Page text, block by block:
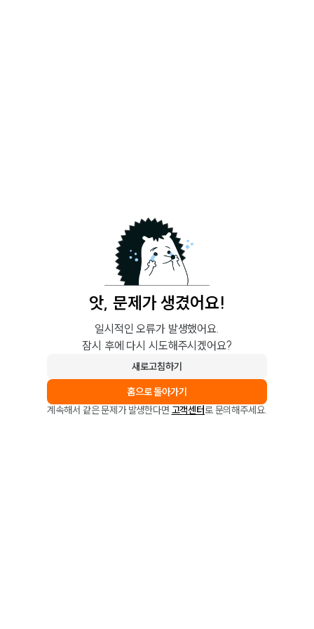
앗, 문제가 생겼어요!
일시적인 오류가 발생했어요.
잠시 후에 다시 시도해주시겠어요?
새로고침하기
홈으로 돌아가기
계속해서 같은 문제가 발생한다면 고객센터로 문의해주세요.